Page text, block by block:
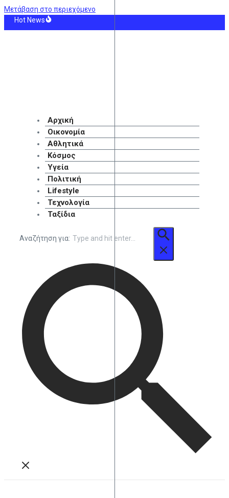
Μετάβαση στο περιεχόμενο
Hot News
Αρχική
Οικονομία
Αθλητικά
Κόσμος
Υγεία
Πολιτική
Lifestyle
Τεχνολογία
Ταξίδια
Αναζήτηση για: